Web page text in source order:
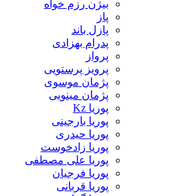
بیژن رزم خواه
پاز
پازل باند
پدرام بهزادی
پرواز
پرویز پرستویی
پژمان موسوی
پژمان مینویی
پوریا Kz
پوریا بارجینی
پوریا حیدری
پوریا زادخوست
پوریا علی مصطفی
پوریا فرجیان
پوریا قربانی